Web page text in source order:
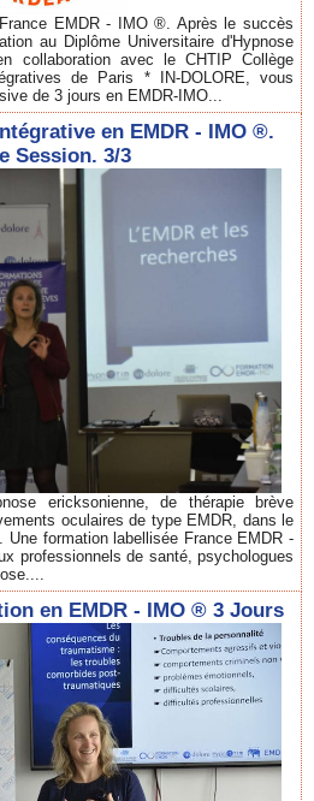
EMDR - IMO ®. Après le succès
au Diplôme Universitaire d'Hypnose
collaboration avec le CHTIP Collège
de Paris * IN-DOLORE, vous
de 3 jours en EMDR-IMO...
en EMDR - IMO ®.
Session. 3/3
ericksonienne, de thérapie brève
oculaires de type EMDR, dans le
Une formation labellisée France EMDR -
professionnels de santé, psychologues
en EMDR - IMO ® 3 Jours